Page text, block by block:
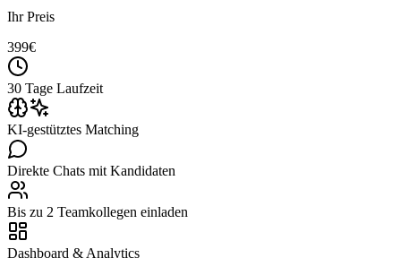
Ihr Preis
399€
30 Tage Laufzeit
KI-gestütztes Matching
Direkte Chats mit Kandidaten
Bis zu 2 Teamkollegen einladen
Dashboard & Analytics